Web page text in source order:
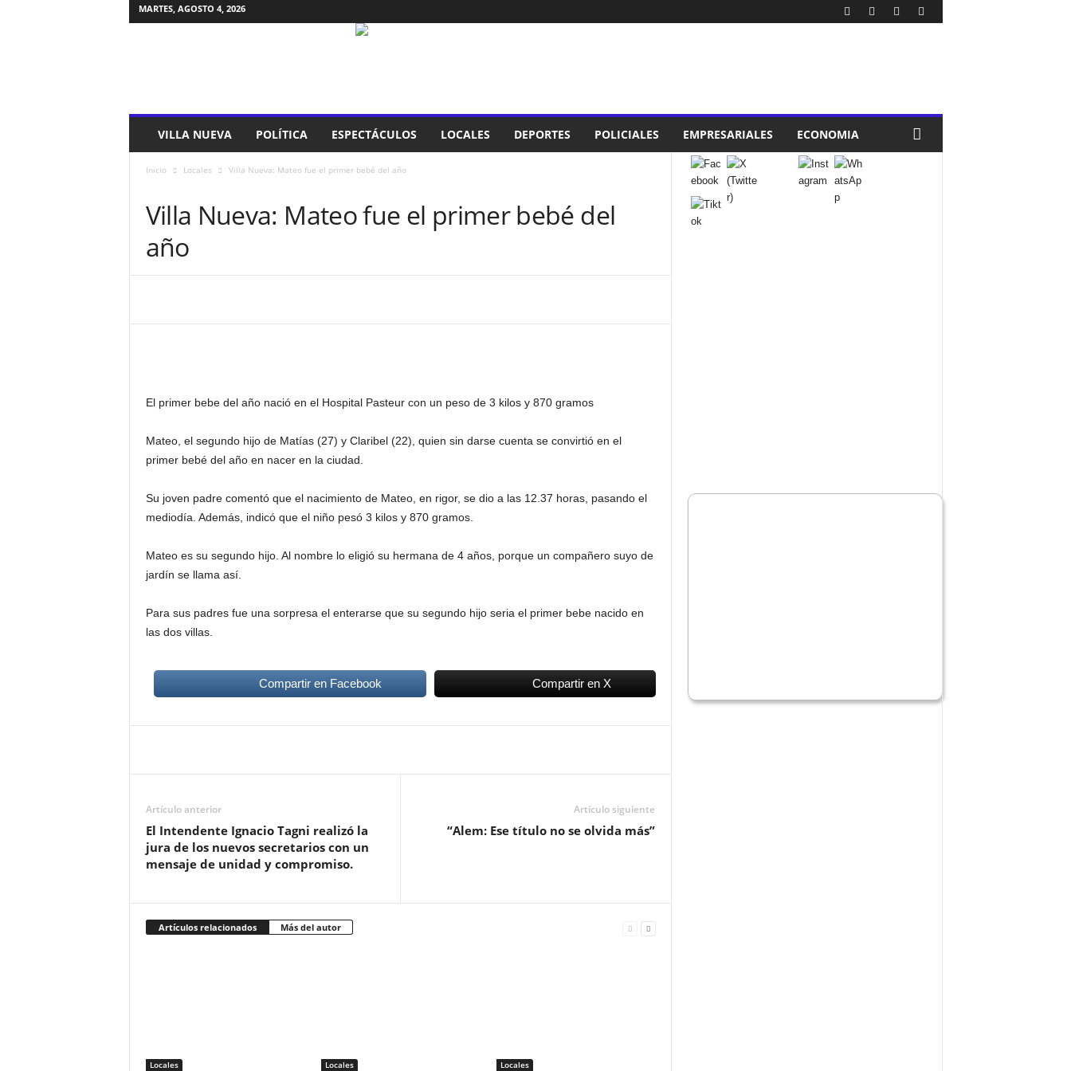
MARTES, AGOSTO 4, 2026
b
VILLA NUEVA POLÍTICA ESPECTÁCULOS LOCALES DEPORTES POLICIALES EMPRESARIALES ECONOMIA
Inicio Locales Villa Nueva: Mateo fue el primer bebé del año
Villa Nueva: Mateo fue el primer bebé del
año
El primer bebe del año nació en el Hospital Pasteur con un peso de 3 kilos y 870 gramos
Mateo, el segundo hijo de Matías (27) y Claribel (22), quien sin darse cuenta se convirtió en el
primer bebé del año en nacer en la ciudad.
Su joven padre comentó que el nacimiento de Mateo, en rigor, se dio a las 12.37 horas, pasando el
mediodía. Además, indicó que el niño pesó 3 kilos y 870 gramos.
Mateo es su segundo hijo. Al nombre lo eligió su hermana de 4 años, porque un compañero suyo de
jardín se llama así.
Para sus padres fue una sorpresa el enterarse que su segundo hijo seria el primer bebe nacido en
las dos villas.
Compartir en Facebook Compartir en X
Artículo anterior
El Intendente Ignacio Tagni realizó la
jura de los nuevos secretarios con un
mensaje de unidad y compromiso.
Artículo siguiente
“Alem: Ese título no se olvida más”
Artículos relacionados Más del autor
Locales Locales Locales